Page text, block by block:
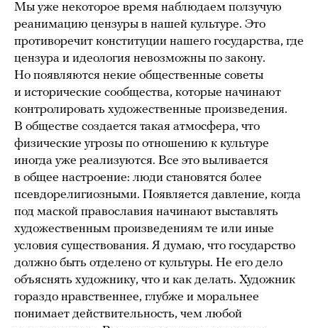
Мы уже некоторое время наблюдаем ползучую
реанимацию цензуры в нашей культуре. Это
противоречит конституции нашего государства, где
цензура и идеология невозможны по закону.
Но появляются некие общественные советы
и исторические сообщества, которые начинают
контролировать художественные произведения.
В обществе создается такая атмосфера, что
физические угрозы по отношению к культуре
иногда уже реализуются. Все это выливается
в общее настроение: люди становятся более
псевдорелигиозными. Появляется давление, когда
под маской православия начинают выставлять
художественным произведениям те или иные
условия существования. Я думаю, что государство
должно быть отделено от культуры. Не его дело
объяснять художнику, что и как делать. Художник
гораздо нравственнее, глубже и моральнее
понимает действительность, чем любой